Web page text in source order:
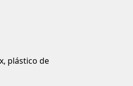
plástico de